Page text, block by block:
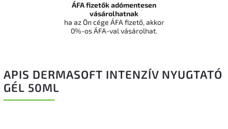
APIS DERMASOFT INTENZÍV NYUGTATÓ
GÉL 50ML
ÁFA fizetők adómentesen
vásárolhatnak
ha az Ön cége ÁFA fizető, akkor
0%-os ÁFA-val vásárolhat.